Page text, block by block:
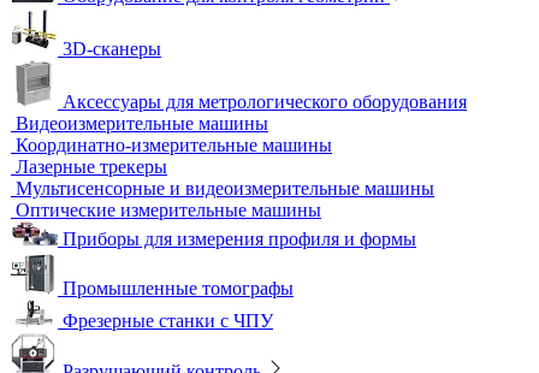
Электрический контроль
Дефектоскопы электроискровые
Автоматизация и роботизация
Автоматизация производственных процессов
Оборудование для контроля качества геометрии
Вертикальные фрезерные станки по металлу
Комлектующие для КИМ
Лазерные маркировщики
Оборудование для контроля геометрии
3D-сканеры